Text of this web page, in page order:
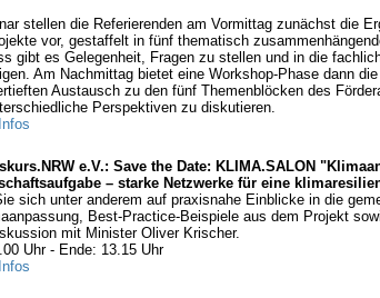
stellen die Referierenden am Vormittag zunächst die
vor, gestaffelt in fünf thematisch
gibt es Gelegenheit, Fragen zu stellen und in die
Am Nachmittag bietet eine Workshop-Phase dann
Austausch zu den fünf Themenblöcken des
Perspektiven zu diskutieren.
e.V.: Save the Date: KLIMA.SALON
– starke Netzwerke für eine
sich unter anderem auf praxisnahe Einblicke in die
Best-Practice-Beispiele aus dem Projekt
mit Minister Oliver Krischer.
Uhr - Ende: 13.15 Uhr